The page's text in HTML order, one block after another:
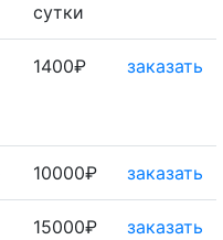
сутки
1400₽ заказать
10000₽ заказать
15000₽ заказать